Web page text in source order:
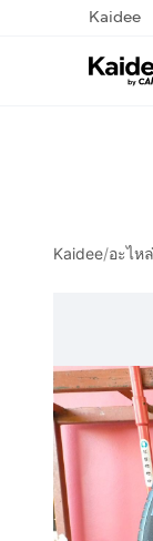
Kaidee
Kaidee/อะไห